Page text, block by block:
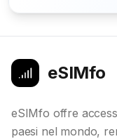
eSIMfo
eSIMfo offre
paesi nel mondo,